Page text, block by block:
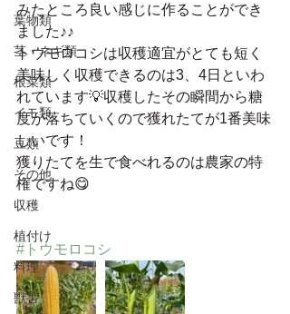
葉物類
茎・ネギ類
根菜類
イモ類
豆類
その他
収穫
植付け
料理
獣害
みたところ良い感じに作ることができ
ました♪♪
トウモロコシは収穫適宜がとても短く
美味しく収穫できるのは3、4日といわ
れています💡収穫したその瞬間から糖
度が落ちていくので獲れたてが1番美味
しいです！
獲りたてを生で食べれるのは農家の特
権ですね😋
#トウモロコシ